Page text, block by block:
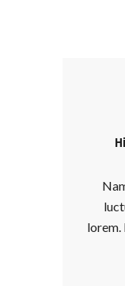
lorem.